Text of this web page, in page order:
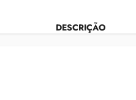
DESCRIÇÃO